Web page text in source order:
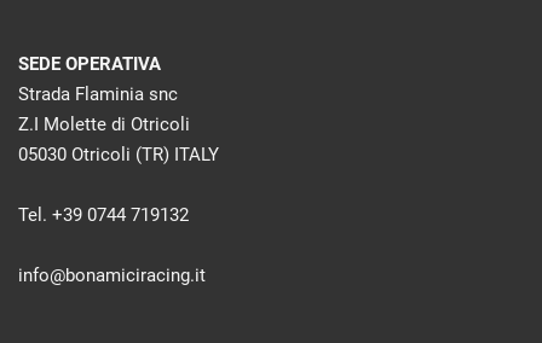
SEDE OPERATIVA
Strada Flaminia snc
Z.I Molette di Otricoli
05030 Otricoli (TR) ITALY
Tel. +39 0744 719132
info@bonamiciracing.it